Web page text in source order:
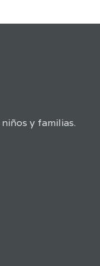
y familias.